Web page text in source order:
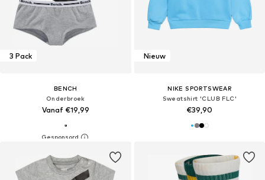
3 Pack
BENCH
Onderbroek
Vanaf €19,99
Nieuw
NIKE SPORTSWEAR
Sweatshirt 'CLUB FLC'
€39,90